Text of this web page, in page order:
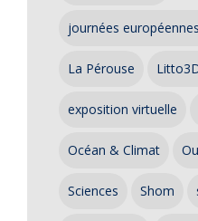
journées
La Pérouse
exposition virtuelle
Océan & Climat
Sciences Shom